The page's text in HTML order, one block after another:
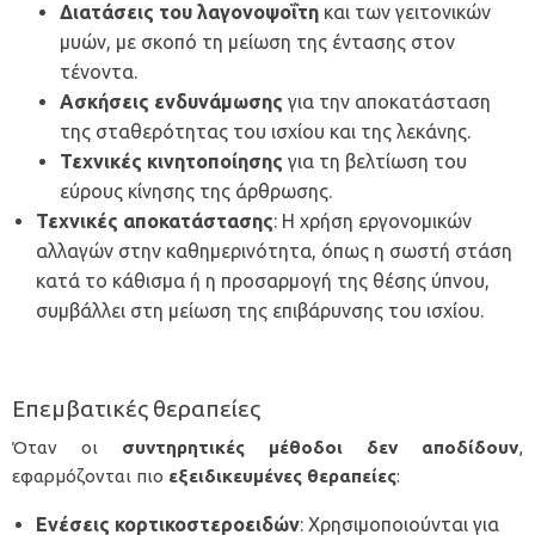
Διατάσεις του λαγονοψοΐτη και των γειτονικών
μυών, με σκοπό τη μείωση της έντασης στον
τένοντα.
Ασκήσεις ενδυνάμωσης για την αποκατάσταση
της σταθερότητας του ισχίου και της λεκάνης.
Τεχνικές κινητοποίησης για τη βελτίωση του
εύρους κίνησης της άρθρωσης.
Τεχνικές αποκατάστασης: Η χρήση εργονομικών
αλλαγών στην καθημερινότητα, όπως η σωστή στάση
κατά το κάθισμα ή η προσαρμογή της θέσης ύπνου,
συμβάλλει στη μείωση της επιβάρυνσης του ισχίου.
Επεμβατικές θεραπείες
Όταν οι συντηρητικές μέθοδοι δεν αποδίδουν,
εφαρμόζονται πιο εξειδικευμένες θεραπείες:
Ενέσεις κορτικοστεροειδών: Χρησιμοποιούνται για